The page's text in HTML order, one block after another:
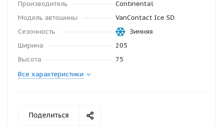
Производитель
Continental
Модель автошины
VanContact Ice SD
Сезонность
Зимняя
Ширина
205
Высота
75
Все характеристики
Поделиться